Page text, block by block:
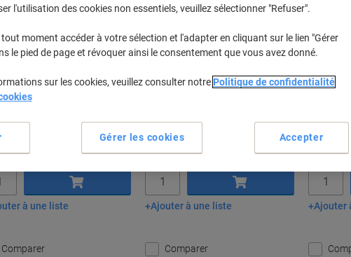
de lettres Maul 1622002
Unité
TVA incl.
Ajouter au panier
à une liste
Comparer
Balance postale DYMO M2 Noir 2
CHF53.55 Unité
ouvrables
Quantité
Ajouter au panier
Ajouter à une liste
Comparer
Pèse-
CHF56.70
ouvrables
Quantité
Ajouter
l'utilisation des cookies non essentiels, veuillez sélectionner "Refuser".
moment accéder à votre sélection et l'adapter en cliquant sur le lien "Gérer
le pied de page et révoquer ainsi le consentement que vous avez donné.
sur les cookies, veuillez consulter notre Politique de confidentialité
Gérer les cookies Accepter